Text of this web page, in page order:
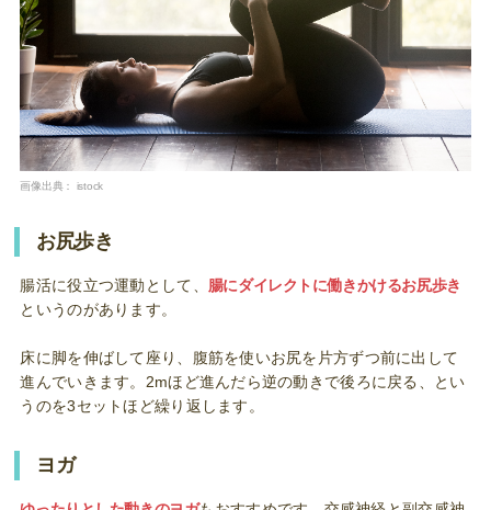
画像出典： istock
お尻歩き
腸活に役立つ運動として、 腸にダイレクトに働きかけるお尻歩き
というのがあります。
床に脚を伸ばして座り、腹筋を使いお尻を片方ずつ前に出して
進んでいきます。2mほど進んだら逆の動きで後ろに戻る、とい
うのを3セットほど繰り返します。
ヨガ